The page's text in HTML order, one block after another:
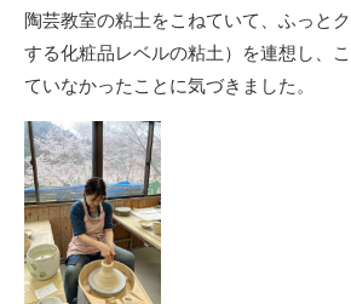
陶芸教室の粘土をこねていて、ふっと
する化粧品レベルの粘土）を連想し、
ていなかったことに気づきました。